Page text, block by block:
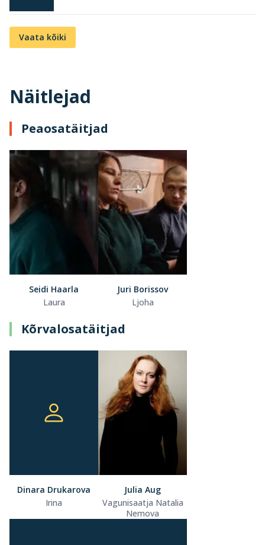
Vaata kõiki
Näitlejad
Peaosatäitjad
Seidi Haarla
Laura
Juri Borissov
Ljoha
Kõrvalosatäitjad
Dinara Drukarova
Irina
Julia Aug
Vagunisaatja Natalia
Nemova